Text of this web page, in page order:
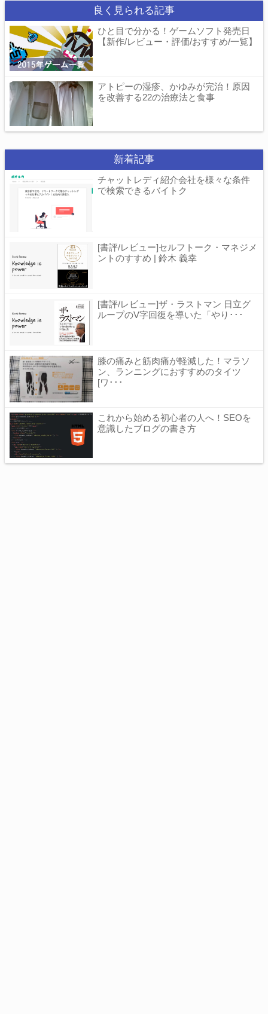
良く見られる記事
ひと目で分かる！ゲームソフト発売日
【新作/レビュー・評価/おすすめ/一覧】
アトピーの湿疹、かゆみが完治！原因
を改善する22の治療法と食事
新着記事
チャットレディ紹介会社を様々な条件
で検索できるバイトク
[書評/レビュー]セルフトーク・マネジメ
ントのすすめ | 鈴木 義幸
[書評/レビュー]ザ・ラストマン 日立グ
ループのV字回復を導いた「やり･･･
膝の痛みと筋肉痛が軽減した！マラソ
ン、ランニングにおすすめのタイツ
[ワ･･･
これから始める初心者の人へ！SEOを
意識したブログの書き方